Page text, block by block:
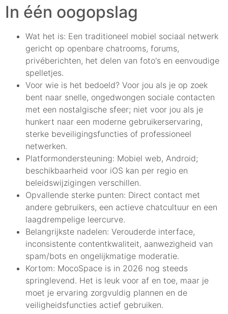
In één oogopslag
Wat het is: Een traditioneel mobiel sociaal netwerk
gericht op openbare chatrooms, forums,
privéberichten, het delen van foto's en eenvoudige
spelletjes.
Voor wie is het bedoeld? Voor jou als je op zoek
bent naar snelle, ongedwongen sociale contacten
met een nostalgische sfeer; niet voor jou als je
hunkert naar een moderne gebruikerservaring,
sterke beveiligingsfuncties of professioneel
netwerken.
Platformondersteuning: Mobiel web, Android;
beschikbaarheid voor iOS kan per regio en
beleidswijzigingen verschillen.
Opvallende sterke punten: Direct contact met
andere gebruikers, een actieve chatcultuur en een
laagdrempelige leercurve.
Belangrijkste nadelen: Verouderde interface,
inconsistente contentkwaliteit, aanwezigheid van
spam/bots en ongelijkmatige moderatie.
Kortom: MocoSpace is in 2026 nog steeds
springlevend. Het is leuk voor af en toe, maar je
moet je ervaring zorgvuldig plannen en de
veiligheidsfuncties actief gebruiken.